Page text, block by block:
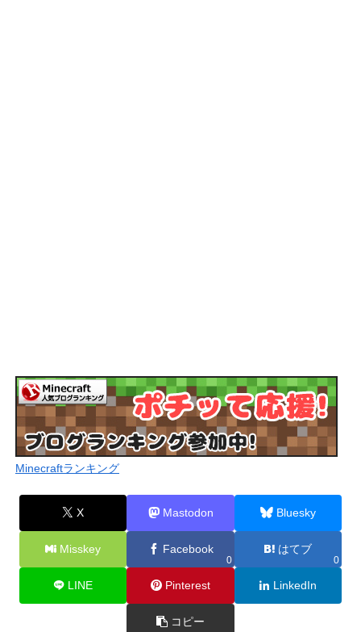
Minecraftランキング
X Mastodon Bluesky
Misskey Facebook
0
はてブ
0
LINE Pinterest LinkedIn
コピー